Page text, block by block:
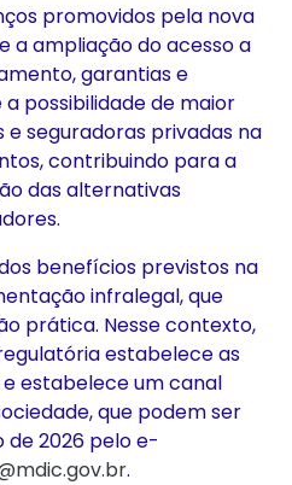
promovidos pela nova
a ampliação do acesso a
garantias e
possibilidade de maior
seguradoras privadas na
contribuindo para a
das alternativas
benefícios previstos na
infralegal, que
prática. Nesse contexto,
estabelece as
estabelece um canal
que podem ser
2026 pelo e-
.